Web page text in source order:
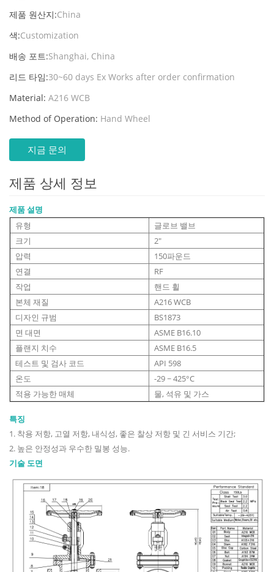
제품 원산지:China
색:Customization
배송 포트:Shanghai, China
리드 타임:30~60 days Ex Works after order confirmation
Material: A216 WCB
Method of Operation: Hand Wheel
지금 문의
제품 상세 정보
제품 설명
유형
글로브 밸브
크기
2"
압력
150파운드
연결
RF
작업
핸드 휠
본체 재질
A216 WCB
디자인 규범
BS1873
면 대면
ASME B16.10
플랜지 치수
ASME B16.5
테스트 및 검사 코드
API 598
온도
-29 ~ 425°C
적용 가능한 매체
물, 석유 및 가스
특징
1. 착용 저항, 고열 저항, 내식성, 좋은 찰상 저항 및 긴 서비스 기간;
2. 높은 안정성과 우수한 밀봉 성능.
기술 도면